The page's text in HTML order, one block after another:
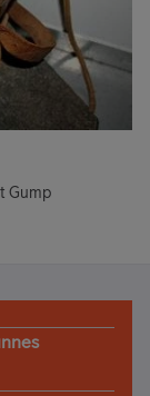
Gump